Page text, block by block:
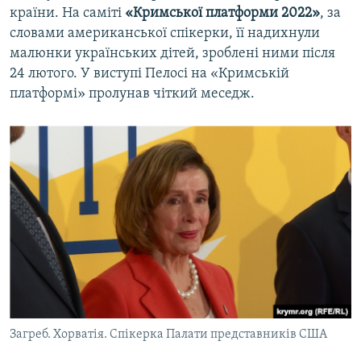
країни. На саміті «Кримської платформи 2022», за
словами американської спікерки, її надихнули
малюнки українських дітей, зроблені ними після
24 лютого. У виступі Пелосі на «Кримській
платформі» пролунав чіткий меседж.
Загреб. Хорватія. Спікерка Палати представників США